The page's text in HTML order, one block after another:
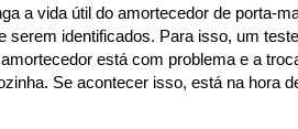
a vida útil do amortecedor de porta-
serem identificados. Para isso, um
está com problema e a
Se acontecer isso, está na hora